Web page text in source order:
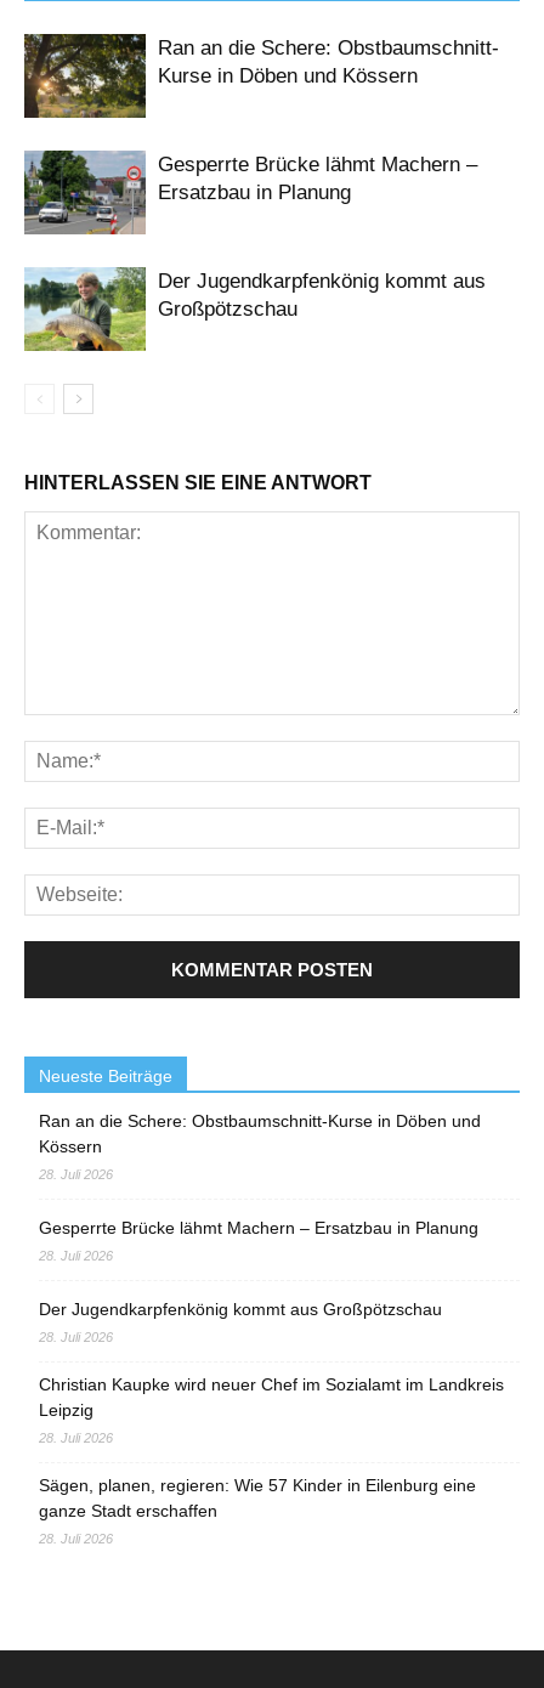
Ran an die Schere: Obstbaumschnitt-
Kurse in Döben und Kössern
Gesperrte Brücke lähmt Machern –
Ersatzbau in Planung
Der Jugendkarpfenkönig kommt aus
Großpötzschau
HINTERLASSEN SIE EINE ANTWORT
Neueste Beiträge
Ran an die Schere: Obstbaumschnitt-Kurse in Döben und
Kössern
28. Juli 2026
Gesperrte Brücke lähmt Machern – Ersatzbau in Planung
28. Juli 2026
Der Jugendkarpfenkönig kommt aus Großpötzschau
28. Juli 2026
Christian Kaupke wird neuer Chef im Sozialamt im Landkreis
Leipzig
28. Juli 2026
Sägen, planen, regieren: Wie 57 Kinder in Eilenburg eine
ganze Stadt erschaffen
28. Juli 2026